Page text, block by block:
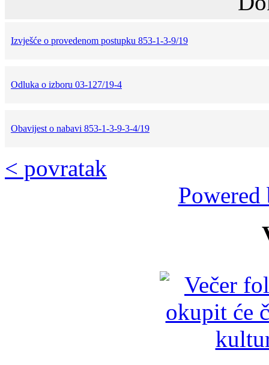
Izvješće o provedenom postupku 853-1-3-9/19
Odluka o izboru 03-127/19-4
Obavijest o nabavi 853-1-3-9-3-4/19
< povratak